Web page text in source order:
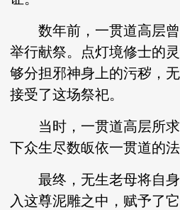
数年前，一贯道高层曾
举行献祭。点灯境修士的
够分担邪神身上的污秽，
接受了这场祭祀。
当时，一贯道高层所求
下众生尽数皈依一贯道的法
最终，无生老母将自身
入这尊泥雕之中，赋予了